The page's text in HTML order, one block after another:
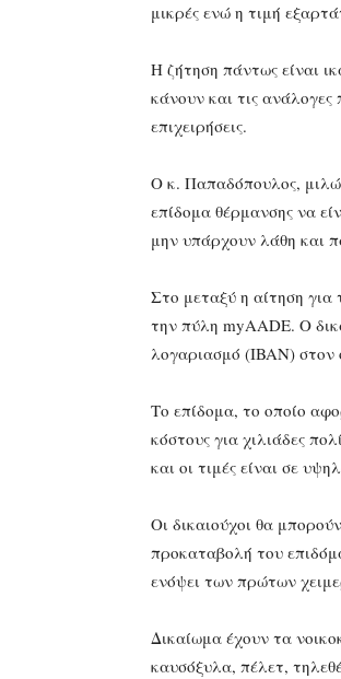
μικρές ενώ η τιμή
Η ζήτηση πάντως είναι
κάνουν και τις
επιχειρήσεις.
Ο κ. Παπαδόπουλος,
επίδομα θέρμανσης να
μην υπάρχουν λάθη και
Στο μεταξύ η αίτηση
την πύλη myAADE. Ο
λογαριασμό (IBAN) στον
Το επίδομα, το οποίο
κόστους για χιλιάδες
και οι τιμές είναι σε
Οι δικαιούχοι θα
προκαταβολή του
ενόψει των πρώτων
Δικαίωμα έχουν τα
καυσόξυλα, πέλετ,